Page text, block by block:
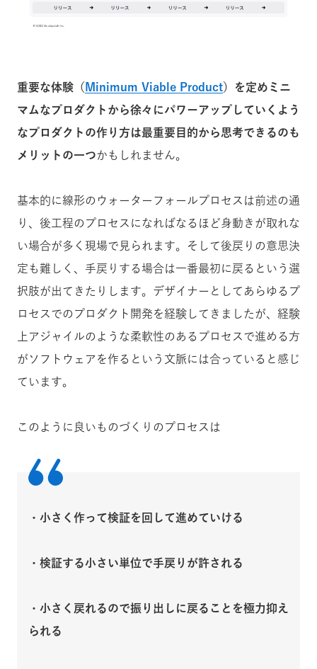
重要な体験（ Minimum Viable Product）を定めミニ
マムなプロダクトから徐々にパワーアップしていくよう
なプロダクトの作り方は最重要目的から思考できるのも
メリットの一つかもしれません。
基本的に線形のウォーターフォールプロセスは前述の通
り、後工程のプロセスになればなるほど身動きが取れな
い場合が多く現場で見られます。そして後戻りの意思決
定も難しく、手戻りする場合は一番最初に戻るという選
択肢が出てきたりします。デザイナーとしてあらゆるプ
ロセスでのプロダクト開発を経験してきましたが、経験
上アジャイルのような柔軟性のあるプロセスで進める方
がソフトウェアを作るという文脈には合っていると感じ
ています。
このように良いものづくりのプロセスは
・小さく作って検証を回して進めていける
・検証する小さい単位で手戻りが許される
・小さく戻れるので振り出しに戻ることを極力抑え
られる